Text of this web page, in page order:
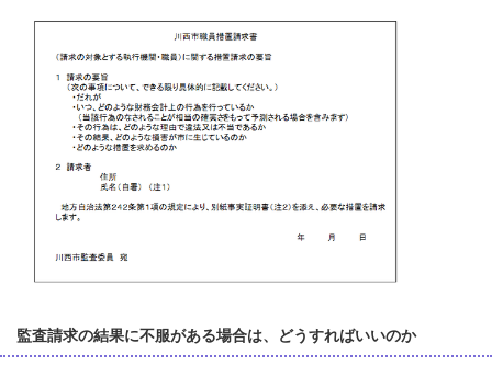
監査請求の結果に不服がある場合は、どうすればいいのか